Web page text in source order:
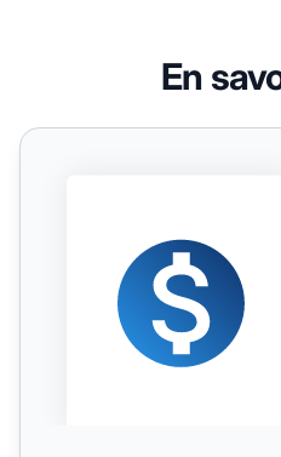
En
Influence de la recherche